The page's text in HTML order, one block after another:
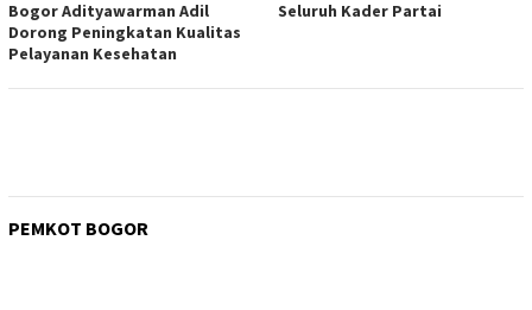
Bogor Adityawarman Adil
Dorong Peningkatan Kualitas
Pelayanan Kesehatan
Seluruh Kader Partai
PEMKOT BOGOR